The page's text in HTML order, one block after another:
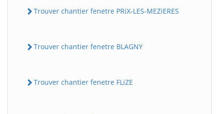
Trouver chantier fenetre PRiX-LES-MEZiERES
Trouver chantier fenetre BLAGNY
Trouver chantier fenetre FLiZE